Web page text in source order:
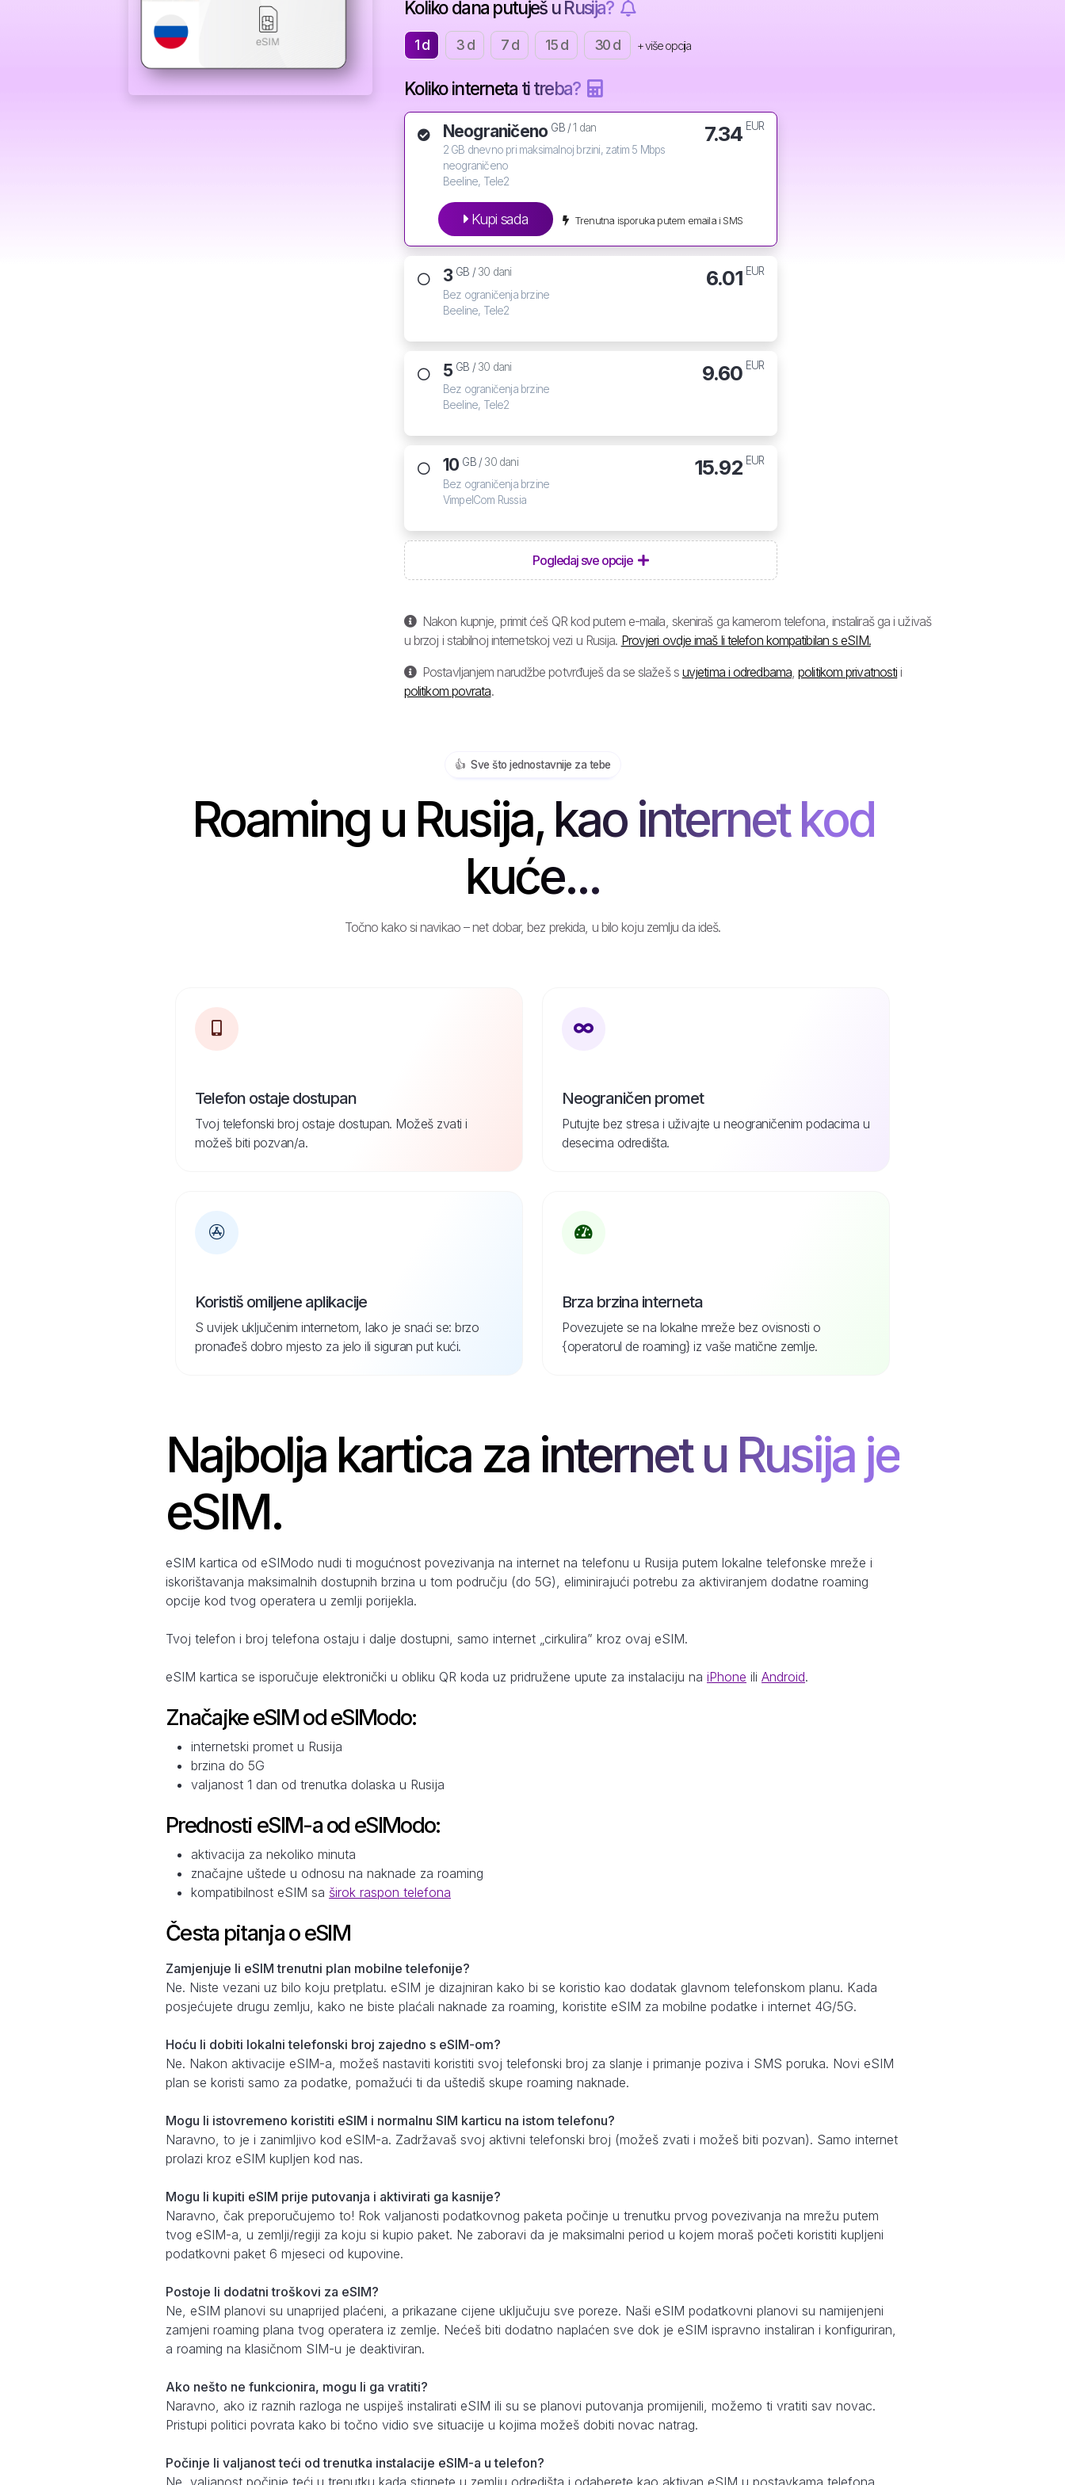
Koliko dana putuješ u Rusija?
1 d 3 d 7 d 15 d 30 d + više opcija
Koliko interneta ti treba?
Neograničeno GB /1 dan
2 GB dnevno pri maksimalnoj brzini, zatim 5 Mbps
neograničeno
Beeline, Tele2
7.34 EUR
Kupi sada Trenutna isporuka putem emaila i SMS
3 GB /30 dani
Bez ograničenja brzine
Beeline, Tele2
6.01 EUR
5 GB /30 dani
Bez ograničenja brzine
Beeline, Tele2
9.60 EUR
10 GB /30 dani
Bez ograničenja brzine
VimpelCom Russia
15.92 EUR
Pogledaj sve opcije
Nakon kupnje, primit ćeš QR kod putem e-maila, skeniraš ga kamerom telefona, instaliraš ga i uživaš
u brzoj i stabilnoj internetskoj vezi u Rusija. Provjeri ovdje imaš li telefon kompatibilan s eSIM.
Postavljanjem narudžbe potvrđuješ da se slažeš s uvjetima i odredbama,politikom privatnosti i
politikom povrata.
👍️ Sve što jednostavnije za tebe
Roaming u Rusija, kao internet kod
kuće...
Točno kako si navikao – net dobar, bez prekida, u bilo koju zemlju da ideš.
Telefon ostaje dostupan
Tvoj telefonski broj ostaje dostupan. Možeš zvati i
možeš biti pozvan/a.
Neograničen promet
Putujte bez stresa i uživajte u neograničenim podacima u
desecima odredišta.
Koristiš omiljene aplikacije
S uvijek uključenim internetom, lako je snaći se: brzo
pronađeš dobro mjesto za jelo ili siguran put kući.
Brza brzina interneta
Povezujete se na lokalne mreže bez ovisnosti o
{operatorul de roaming} iz vaše matične zemlje.
Najbolja kartica za internet u Rusija je
eSIM.
eSIM kartica od eSIModo nudi ti mogućnost povezivanja na internet na telefonu u Rusija putem lokalne telefonske mreže i
iskorištavanja maksimalnih dostupnih brzina u tom području (do 5G), eliminirajući potrebu za aktiviranjem dodatne roaming
opcije kod tvog operatera u zemlji porijekla.
Tvoj telefon i broj telefona ostaju i dalje dostupni, samo internet „cirkulira” kroz ovaj eSIM.
eSIM kartica se isporučuje elektronički u obliku QR koda uz pridružene upute za instalaciju na iPhone ili Android.
Značajke eSIM od eSIModo:
internetski promet u Rusija
brzina do 5G
valjanost 1 dan od trenutka dolaska u Rusija
Prednosti eSIM-a od eSIModo:
aktivacija za nekoliko minuta
značajne uštede u odnosu na naknade za roaming
kompatibilnost eSIM sa širok raspon telefona
Česta pitanja o eSIM
Zamjenjuje li eSIM trenutni plan mobilne telefonije?
Ne. Niste vezani uz bilo koju pretplatu. eSIM je dizajniran kako bi se koristio kao dodatak glavnom telefonskom planu. Kada
posjećujete drugu zemlju, kako ne biste plaćali naknade za roaming, koristite eSIM za mobilne podatke i internet 4G/5G.
Hoću li dobiti lokalni telefonski broj zajedno s eSIM-om?
Ne. Nakon aktivacije eSIM-a, možeš nastaviti koristiti svoj telefonski broj za slanje i primanje poziva i SMS poruka. Novi eSIM
plan se koristi samo za podatke, pomažući ti da uštediš skupe roaming naknade.
Mogu li istovremeno koristiti eSIM i normalnu SIM karticu na istom telefonu?
Naravno, to je i zanimljivo kod eSIM-a. Zadržavaš svoj aktivni telefonski broj (možeš zvati i možeš biti pozvan). Samo internet
prolazi kroz eSIM kupljen kod nas.
Mogu li kupiti eSIM prije putovanja i aktivirati ga kasnije?
Naravno, čak preporučujemo to! Rok valjanosti podatkovnog paketa počinje u trenutku prvog povezivanja na mrežu putem
tvog eSIM-a, u zemlji/regiji za koju si kupio paket. Ne zaboravi da je maksimalni period u kojem moraš početi koristiti kupljeni
podatkovni paket 6 mjeseci od kupovine.
Postoje li dodatni troškovi za eSIM?
Ne, eSIM planovi su unaprijed plaćeni, a prikazane cijene uključuju sve poreze. Naši eSIM podatkovni planovi su namijenjeni
zamjeni roaming plana tvog operatera iz zemlje. Nećeš biti dodatno naplaćen sve dok je eSIM ispravno instaliran i konfiguriran,
a roaming na klasičnom SIM-u je deaktiviran.
Ako nešto ne funkcionira, mogu li ga vratiti?
Naravno, ako iz raznih razloga ne uspiješ instalirati eSIM ili su se planovi putovanja promijenili, možemo ti vratiti sav novac.
Pristupi politici povrata kako bi točno vidio sve situacije u kojima možeš dobiti novac natrag.
Počinje li valjanost teći od trenutka instalacije eSIM-a u telefon?
Ne, valjanost počinje teći u trenutku kada stignete u zemlju odredišta i odaberete kao aktivan eSIM u postavkama telefona